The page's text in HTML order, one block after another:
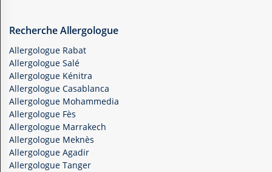
Recherche Allergologue
Allergologue Rabat
Allergologue Salé
Allergologue Kénitra
Allergologue Casablanca
Allergologue Mohammedia
Allergologue Fès
Allergologue Marrakech
Allergologue Meknès
Allergologue Agadir
Allergologue Tanger